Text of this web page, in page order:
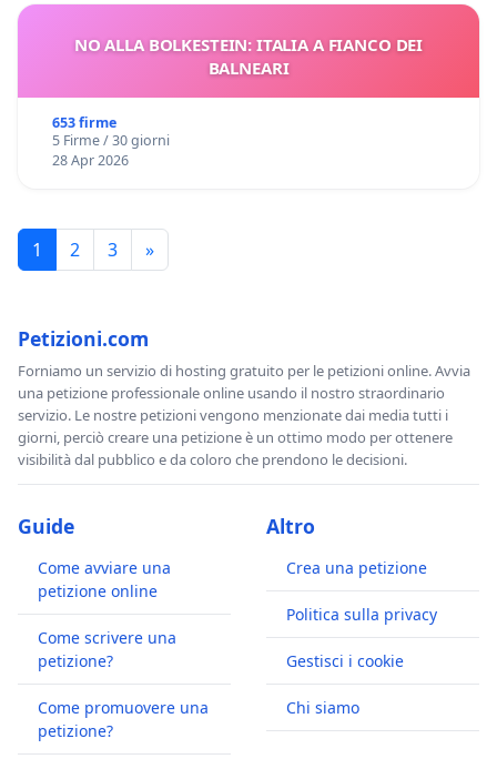
NO ALLA BOLKESTEIN: ITALIA A FIANCO DEI
BALNEARI
653 firme
5 Firme / 30 giorni
28 Apr 2026
1 2 3 »
Petizioni.com
Forniamo un servizio di hosting gratuito per le petizioni online. Avvia
una petizione professionale online usando il nostro straordinario
servizio. Le nostre petizioni vengono menzionate dai media tutti i
giorni, perciò creare una petizione è un ottimo modo per ottenere
visibilità dal pubblico e da coloro che prendono le decisioni.
Guide
Come avviare una
petizione online
Come scrivere una
petizione?
Come promuovere una
petizione?
Altro
Crea una petizione
Politica sulla privacy
Gestisci i cookie
Chi siamo